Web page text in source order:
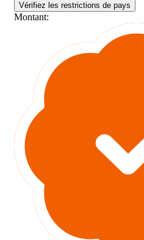
Vérifiez les restrictions de pays
Montant: